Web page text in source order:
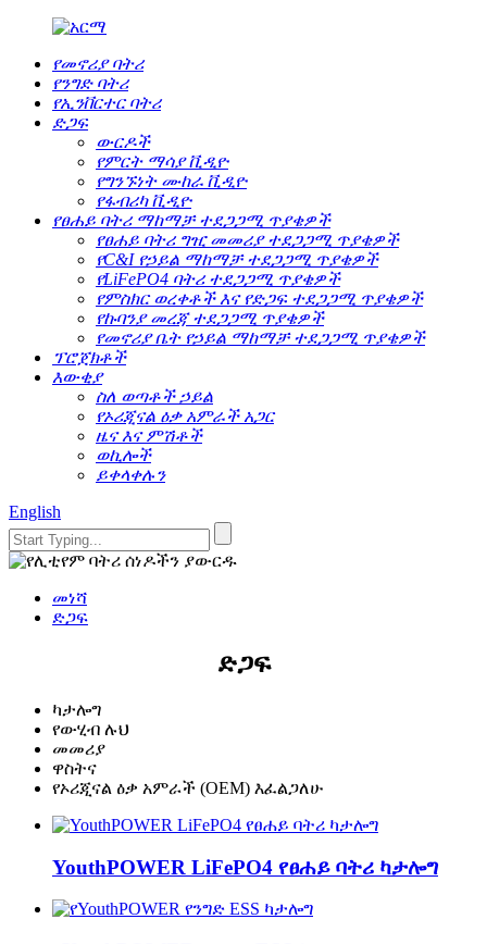
የመኖሪያ ባትሪ
የንግድ ባትሪ
የኢንቨርተር ባትሪ
ድጋፍ
ውርዶች
የምርት ማሳያ ቪዲዮ
የግንኙነት ሙከራ ቪዲዮ
የፋብሪካ ቪዲዮ
የፀሐይ ባትሪ ማከማቻ ተደጋጋሚ ጥያቄዎች
የፀሐይ ባትሪ ግዢ መመሪያ ተደጋጋሚ ጥያቄዎች
የC&I የኃይል ማከማቻ ተደጋጋሚ ጥያቄዎች
የLiFePO4 ባትሪ ተደጋጋሚ ጥያቄዎች
የምስክር ወረቀቶች እና የድጋፍ ተደጋጋሚ ጥያቄዎች
የኩባንያ መረጃ ተደጋጋሚ ጥያቄዎች
የመኖሪያ ቤት የኃይል ማከማቻ ተደጋጋሚ ጥያቄዎች
ፕሮጀክቶች
እውቂያ
ስለ ወጣቶች ኃይል
የኦሪጂናል ዕቃ አምራች አጋር
ዜና እና ምሽቶች
ወኪሎች
ይቀላቀሉን
English
መነሻ
ድጋፍ
ድጋፍ
ካታሎግ
የውሂብ ሉህ
መመሪያ
ዋስትና
የኦሪጂናል ዕቃ አምራች (OEM) እፈልጋለሁ
YouthPOWER LiFePO4 የፀሐይ ባትሪ ካታሎግ